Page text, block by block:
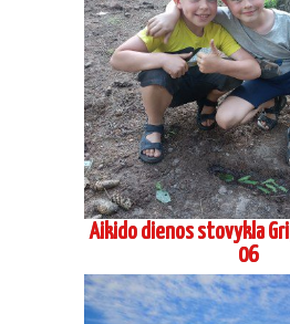
Aikido dienos stovykla
06